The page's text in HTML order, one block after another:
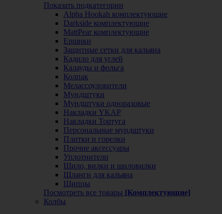
Показать подкатегории
Alpha Hookah комплектующие
Darkside комплектующие
MattPear комплектующие
Ершики
Защитные сетки для кальяна
Кадило для углей
Калауды и фольга
Колпак
Мелассоуловители
Мундштуки
Мундштуки одноразовые
Накладки YKAP
Накладки Тортуга
Персональные мундштуки
Плитки и горелки
Прочие аксессуары
Уплотнители
Шило, вилки и шиловилки
Шланги для кальяна
Щипцы
Посмотреть все товары [Комплектующие]
Колбы